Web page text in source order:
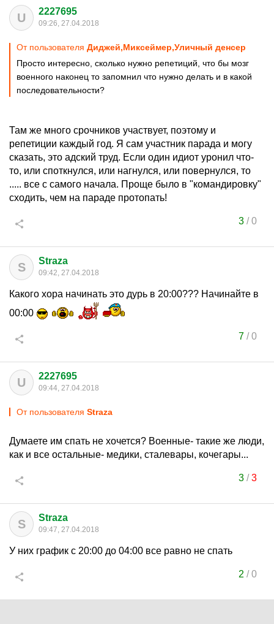
U 2227695
09:26, 27.04.2018
От пользователя Диджей,Миксеймер,Уличный денсер
Просто интересно, сколько нужно репетиций, что бы мозг
военного наконец то запомнил что нужно делать и в какой
последовательности?
Там же много срочников участвует, поэтому и
репетиции каждый год. Я сам участник парада и могу
сказать, это адский труд. Если один идиот уронил что-
то, или споткнулся, или нагнулся, или повернулся, то
..... все с самого начала. Проще было в "командировку"
сходить, чем на параде протопать!
3/0
S Straza
09:42, 27.04.2018
Какого хора начинать это дурь в 20:00??? Начинайте в
00:00
7/0
U 2227695
09:44, 27.04.2018
От пользователя Straza
Думаете им спать не хочется? Военные- такие же люди,
как и все остальные- медики, сталевары, кочегары...
3/3
S Straza
09:47, 27.04.2018
У них график с 20:00 до 04:00 все равно не спать
2 /0